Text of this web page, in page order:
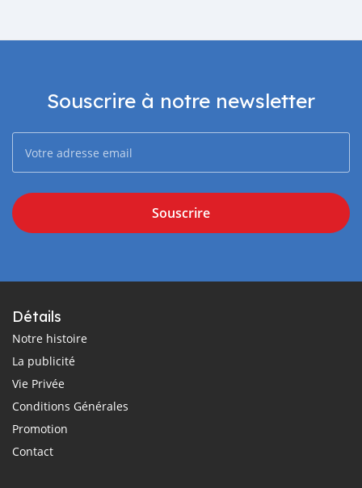
Souscrire à notre newsletter
Souscrire
Détails
Notre histoire
La publicité
Vie Privée
Conditions Générales
Promotion
Contact